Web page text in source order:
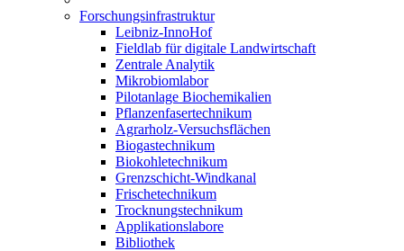
Forschungsinfrastruktur
Leibniz-InnoHof
Fieldlab für digitale Landwirtschaft
Zentrale Analytik
Mikrobiomlabor
Pilotanlage Biochemikalien
Pflanzenfasertechnikum
Agrarholz-Versuchsflächen
Biogastechnikum
Biokohletechnikum
Grenzschicht-Windkanal
Frischetechnikum
Trocknungstechnikum
Applikationslabore
Bibliothek